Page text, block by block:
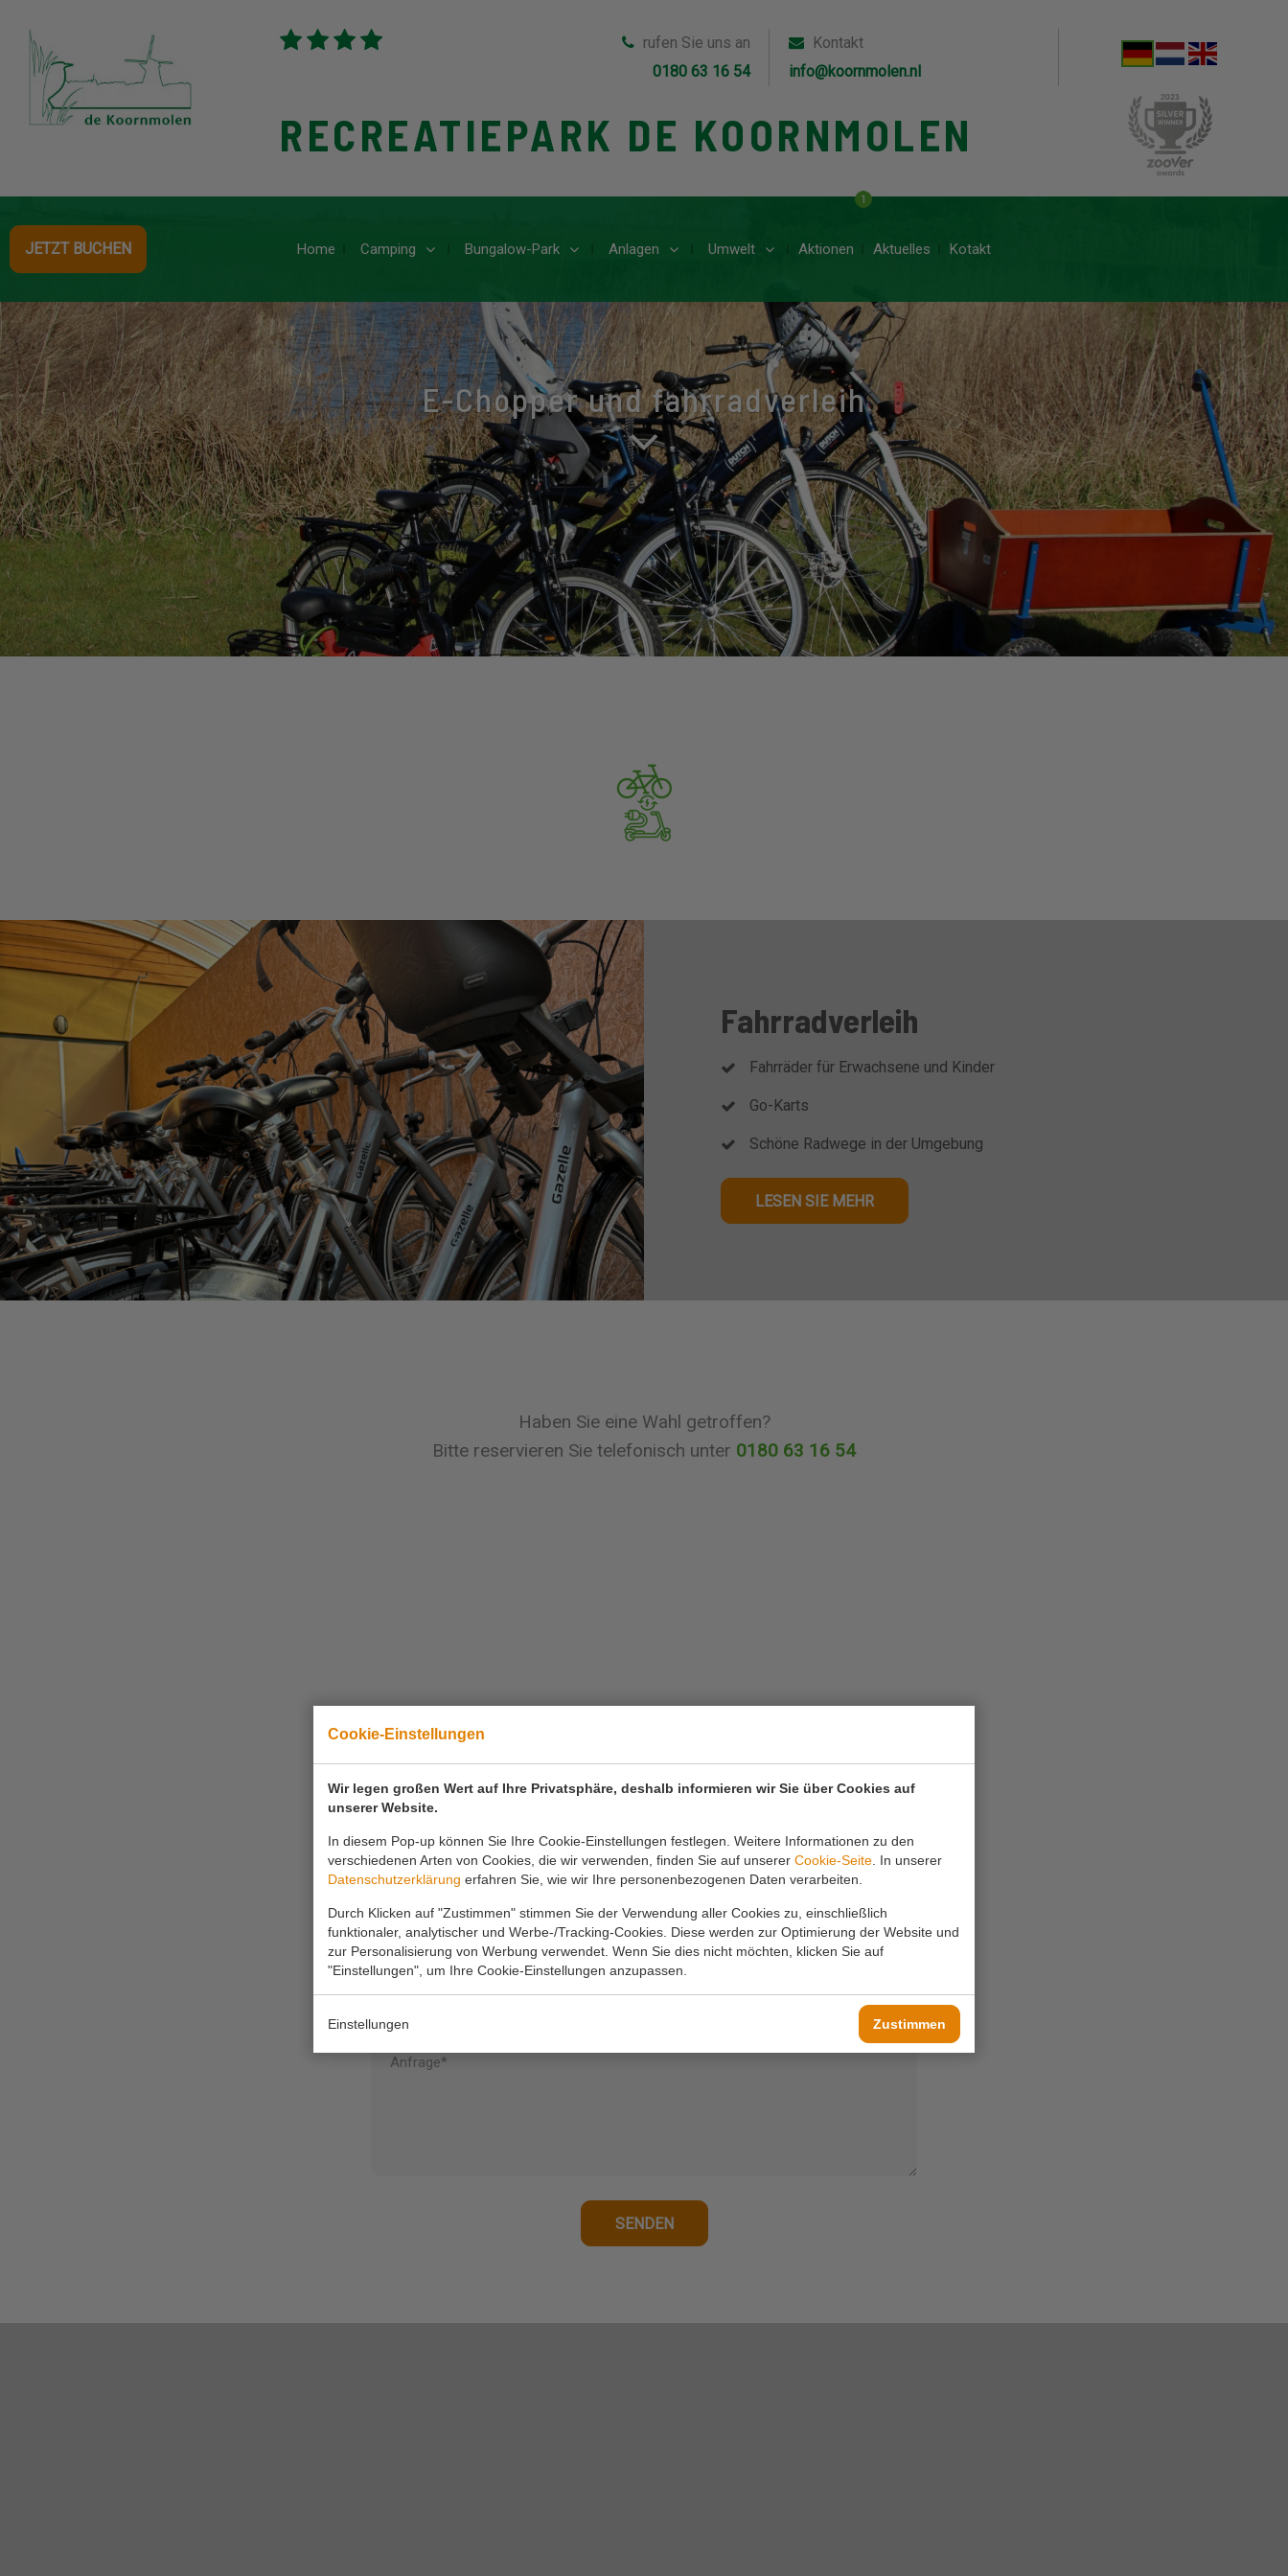
Cookie-Einstellungen
Wir legen großen Wert auf Ihre Privatsphäre, deshalb informieren wir Sie über Cookies auf
unserer Website.
In diesem Pop-up können Sie Ihre Cookie-Einstellungen festlegen. Weitere Informationen zu den
verschiedenen Arten von Cookies, die wir verwenden, finden Sie auf unserer Cookie-Seite . In unserer
Datenschutzerklärung erfahren Sie, wie wir Ihre personenbezogenen Daten verarbeiten.
Durch Klicken auf "Zustimmen" stimmen Sie der Verwendung aller Cookies zu, einschließlich
funktionaler, analytischer und Werbe-/Tracking-Cookies. Diese werden zur Optimierung der Website und
zur Personalisierung von Werbung verwendet. Wenn Sie dies nicht möchten, klicken Sie auf
"Einstellungen", um Ihre Cookie-Einstellungen anzupassen.
Einstellungen Zustimmen
rufen Sie uns an
0180 63 16 54
Kontakt
info@koornmolen.nl
RECREATIEPARK DE KOORNMOLEN
JETZT BUCHEN Home Camping Bungalow-Park Anlagen Umwelt Aktionen
1
Aktuelles Kotakt
E-Chopper und fahrradverleih
Fahrradverleih
Fahrräder für Erwachsene und Kinder
Go-Karts
Schöne Radwege in der Umgebung
LESEN SIE MEHR
Haben Sie eine Wahl getroffen?
Bitte reservieren Sie telefonisch unter 0180 63 16 54
0180 63 16 54
info@koornmolen.nl
Ihr Name* Ihre E-Mail-Adresse*
Ihr Telefon
Anfrage*